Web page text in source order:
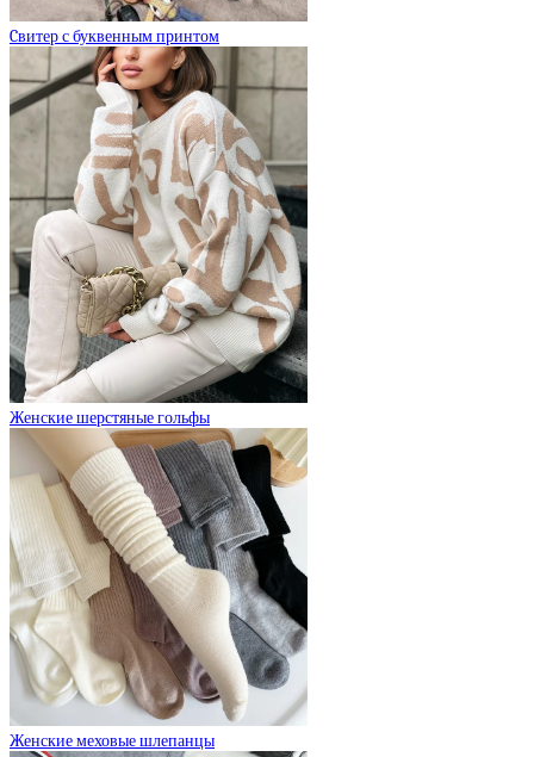
Cвитер с буквенным принтом
Женские шерстяные гольфы
Женские меховые шлепанцы